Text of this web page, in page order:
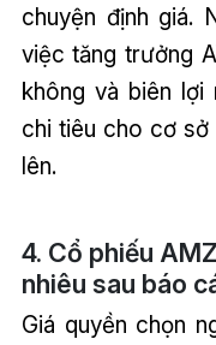
chuyện định giá.
việc tăng trưởng
không và biên
chi tiêu cho cơ sở
lên.
4. Cổ phiếu
nhiêu sau báo
Giá quyền chọn